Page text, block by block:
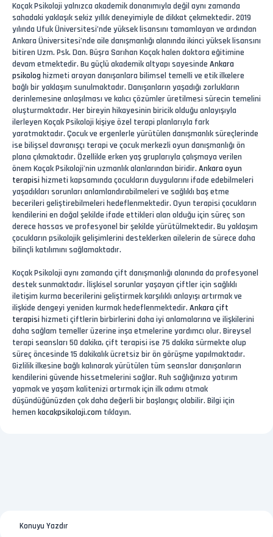
Koçak Psikoloji yalnızca akademik donanımıyla değil aynı zamanda
sahadaki yaklaşık sekiz yıllık deneyimiyle de dikkat çekmektedir. 2019
yılında Ufuk Üniversitesi’nde yüksek lisansını tamamlayan ve ardından
Ankara Üniversitesi’nde aile danışmanlığı alanında ikinci yüksek lisansını
bitiren Uzm. Psk. Dan. Büşra Sarıhan Koçak halen doktora eğitimine
devam etmektedir. Bu güçlü akademik altyapı sayesinde Ankara
psikolog hizmeti arayan danışanlara bilimsel temelli ve etik ilkelere
bağlı bir yaklaşım sunulmaktadır. Danışanların yaşadığı zorlukların
derinlemesine anlaşılması ve kalıcı çözümler üretilmesi sürecin temelini
oluşturmaktadır. Her bireyin hikayesinin biricik olduğu anlayışıyla
ilerleyen Koçak Psikoloji kişiye özel terapi planlarıyla fark
yaratmaktadır. Çocuk ve ergenlerle yürütülen danışmanlık süreçlerinde
ise bilişsel davranışçı terapi ve çocuk merkezli oyun danışmanlığı ön
plana çıkmaktadır. Özellikle erken yaş gruplarıyla çalışmaya verilen
önem Koçak Psikoloji’nin uzmanlık alanlarından biridir. Ankara oyun
terapisi hizmeti kapsamında çocukların duygularını ifade edebilmeleri
yaşadıkları sorunları anlamlandırabilmeleri ve sağlıklı baş etme
becerileri geliştirebilmeleri hedeflenmektedir. Oyun terapisi çocukların
kendilerini en doğal şekilde ifade ettikleri alan olduğu için süreç son
derece hassas ve profesyonel bir şekilde yürütülmektedir. Bu yaklaşım
çocukların psikolojik gelişimlerini desteklerken ailelerin de sürece daha
bilinçli katılımını sağlamaktadır.
Koçak Psikoloji aynı zamanda çift danışmanlığı alanında da profesyonel
destek sunmaktadır. İlişkisel sorunlar yaşayan çiftler için sağlıklı
iletişim kurma becerilerini geliştirmek karşılıklı anlayışı artırmak ve
ilişkide dengeyi yeniden kurmak hedeflenmektedir. Ankara çift
terapisi hizmeti çiftlerin birbirlerini daha iyi anlamalarına ve ilişkilerini
daha sağlam temeller üzerine inşa etmelerine yardımcı olur. Bireysel
terapi seansları 50 dakika, çift terapisi ise 75 dakika sürmekte olup
süreç öncesinde 15 dakikalık ücretsiz bir ön görüşme yapılmaktadır.
Gizlilik ilkesine bağlı kalınarak yürütülen tüm seanslar danışanların
kendilerini güvende hissetmelerini sağlar. Ruh sağlığınıza yatırım
yapmak ve yaşam kalitenizi artırmak için ilk adımı atmak
düşündüğünüzden çok daha değerli bir başlangıç olabilir. Bilgi için
hemen kocakpsikoloji.com tıklayın.
Konuyu Yazdır